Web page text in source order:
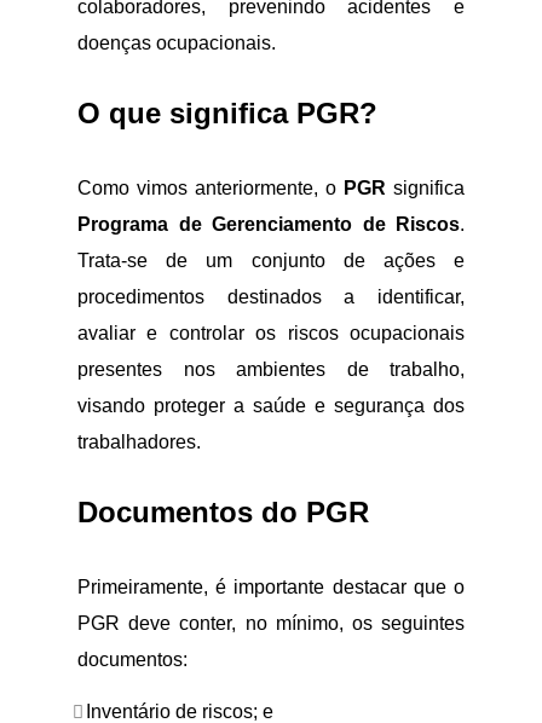
colaboradores, prevenindo acidentes e
doenças ocupacionais.
O que significa PGR?
Como vimos anteriormente, o PGR significa
Programa de Gerenciamento de Riscos.
Trata-se de um conjunto de ações e
procedimentos destinados a identificar,
avaliar e controlar os riscos ocupacionais
presentes nos ambientes de trabalho,
visando proteger a saúde e segurança dos
trabalhadores.
Documentos do PGR
Primeiramente, é importante destacar que o
PGR deve conter, no mínimo, os seguintes
documentos:
Inventário de riscos; e